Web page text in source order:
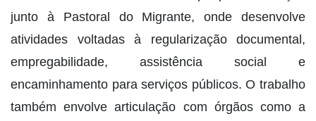
junto à Pastoral do Migrante, onde desenvolve
atividades voltadas à regularização documental,
empregabilidade, assistência social e
encaminhamento para serviços públicos. O trabalho
também envolve articulação com órgãos como a